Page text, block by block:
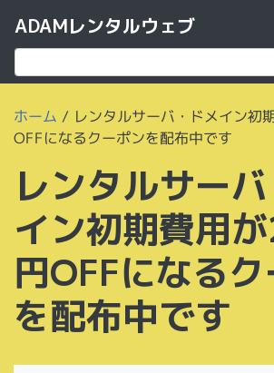
ADAMレンタルウェブ
ホーム / レンタルサーバ・ドメイン初
OFFになるクーポンを配布中です
レンタルサー
イン初期費用
円OFFになる
を配布中です